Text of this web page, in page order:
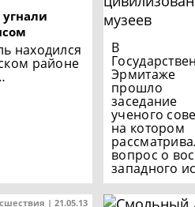
находился
районе
В
Эрмитаже
прошло
заседание
ученого
на котором
вопрос о
западного
| 21.05.13